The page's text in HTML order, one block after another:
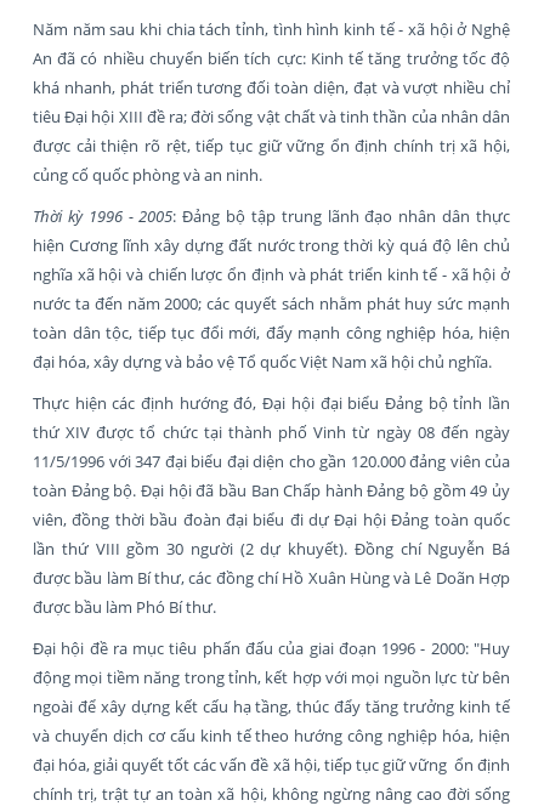
Năm năm sau khi chia tách tỉnh, tình hình kinh tế - xã hội ở Nghệ
An đã có nhiều chuyển biến tích cực: Kinh tế tăng trưởng tốc độ
khá nhanh, phát triển tương đối toàn diện, đạt và vượt nhiều chỉ
tiêu Đại hội XIII đề ra; đời sống vật chất và tinh thần của nhân dân
được cải thiện rõ rệt, tiếp tục giữ vững ổn định chính trị xã hội,
củng cố quốc phòng và an ninh.
Thời kỳ 1996 - 2005: Đảng bộ tập trung lãnh đạo nhân dân thực
hiện Cương lĩnh xây dựng đất nước trong thời kỳ quá độ lên chủ
nghĩa xã hội và chiến lược ổn định và phát triển kinh tế - xã hội ở
nước ta đến năm 2000; các quyết sách nhằm phát huy sức mạnh
toàn dân tộc, tiếp tục đổi mới, đẩy mạnh công nghiệp hóa, hiện
đại hóa, xây dựng và bảo vệ Tổ quốc Việt Nam xã hội chủ nghĩa.
Thực hiện các định hướng đó, Đại hội đại biểu Đảng bộ tỉnh lần
thứ XIV được tổ chức tại thành phố Vinh từ ngày 08 đến ngày
11/5/1996 với 347 đại biểu đại diện cho gần 120.000 đảng viên của
toàn Đảng bộ. Đại hội đã bầu Ban Chấp hành Đảng bộ gồm 49 ủy
viên, đồng thời bầu đoàn đại biểu đi dự Đại hội Đảng toàn quốc
lần thứ VIII gồm 30 người (2 dự khuyết). Đồng chí Nguyễn Bá
được bầu làm Bí thư, các đồng chí Hồ Xuân Hùng và Lê Doãn Hợp
được bầu làm Phó Bí thư.
Đại hội đề ra mục tiêu phấn đấu của giai đoạn 1996 - 2000: "Huy
động mọi tiềm năng trong tỉnh, kết hợp với mọi nguồn lực từ bên
ngoài để xây dựng kết cấu hạ tầng, thúc đẩy tăng trưởng kinh tế
và chuyển dịch cơ cấu kinh tế theo hướng công nghiệp hóa, hiện
đại hóa, giải quyết tốt các vấn đề xã hội, tiếp tục giữ vững ổn định
chính trị, trật tự an toàn xã hội, không ngừng nâng cao đời sống